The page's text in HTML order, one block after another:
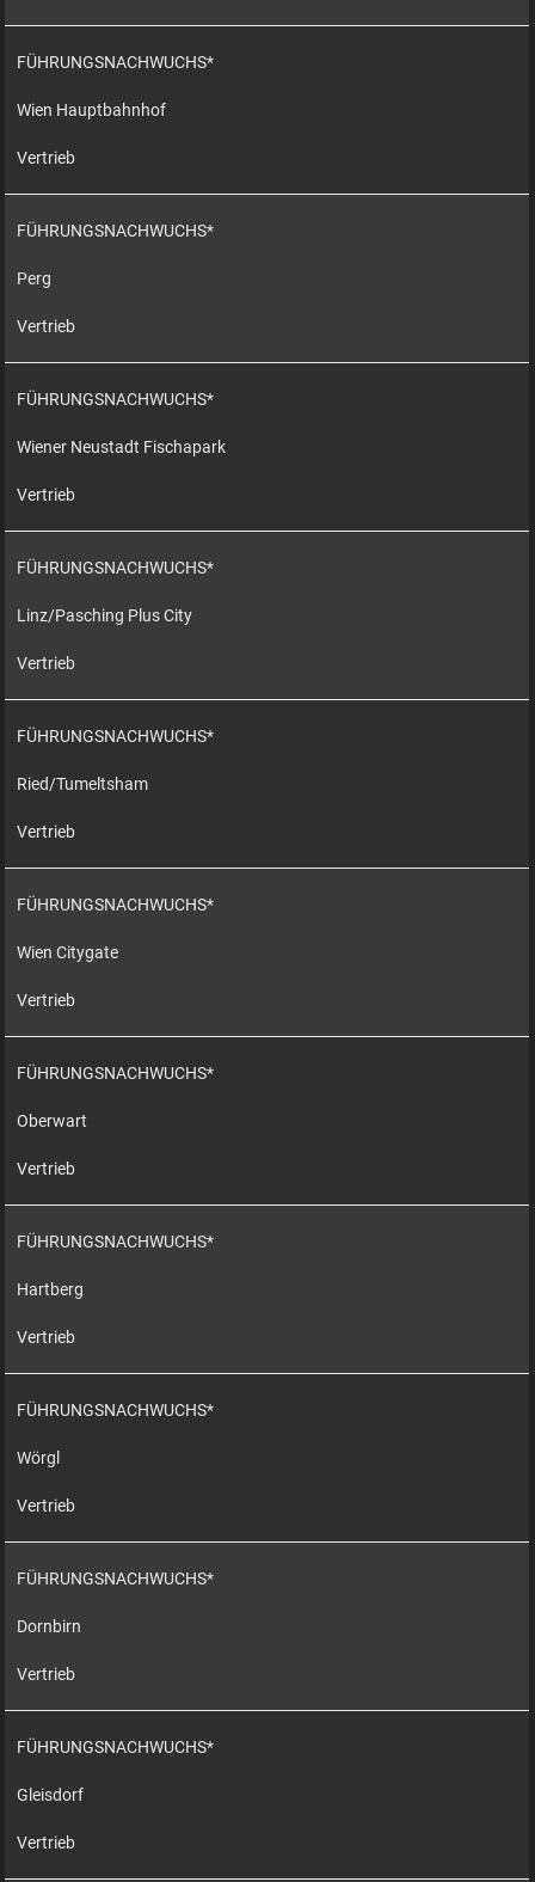
FÜHRUNGSNACHWUCHS*
Wien Hauptbahnhof
Vertrieb
FÜHRUNGSNACHWUCHS*
Perg
Vertrieb
FÜHRUNGSNACHWUCHS*
Wiener Neustadt Fischapark
Vertrieb
FÜHRUNGSNACHWUCHS*
Linz/Pasching Plus City
Vertrieb
FÜHRUNGSNACHWUCHS*
Ried/Tumeltsham
Vertrieb
FÜHRUNGSNACHWUCHS*
Wien Citygate
Vertrieb
FÜHRUNGSNACHWUCHS*
Oberwart
Vertrieb
FÜHRUNGSNACHWUCHS*
Hartberg
Vertrieb
FÜHRUNGSNACHWUCHS*
Wörgl
Vertrieb
FÜHRUNGSNACHWUCHS*
Dornbirn
Vertrieb
FÜHRUNGSNACHWUCHS*
Gleisdorf
Vertrieb